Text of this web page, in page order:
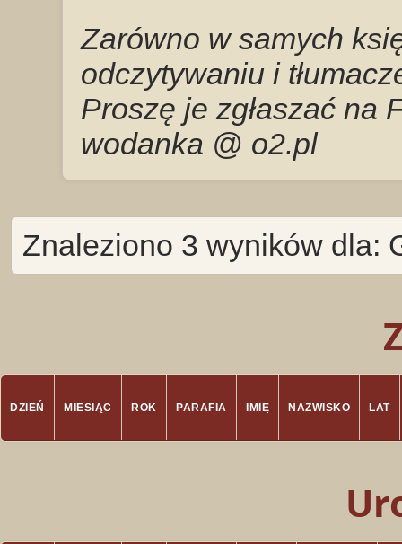
Zarówno w samych
odczytywaniu i
Proszę je zgłaszać na
wodanka @ o2.pl
Znaleziono 3 wyników dla:
DZIEŃ MIESIĄC ROK PARAFIA IMIĘ NAZWISKO LAT